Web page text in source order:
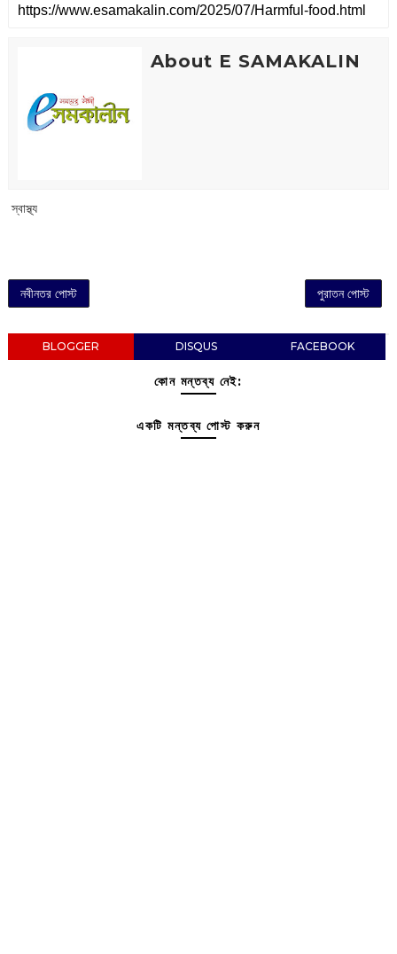
About E SAMAKALIN
‌ স্বাস্থ্য
নবীনতর পোস্ট পুরাতন পোস্ট
BLOGGER DISQUS FACEBOOK
কোন মন্তব্য নেই:
একটি মন্তব্য পোস্ট করুন